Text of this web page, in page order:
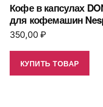
Кофе в капсулах
для кофемашин
350,00₽
КУПИТЬ ТОВАР